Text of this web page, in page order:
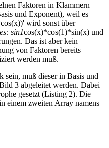
Faktoren in Klammern
und Exponent), weil es
wird sonst über
sin1cos(x)*cos(1)*sin(x) und
Das ist aber kein
von Faktoren bereits
werden muß.
sein, muß dieser in Basis und
3 abgeleitet werden. Dabei
gesetzt (Listing 2). Die
einem zweiten Array namens